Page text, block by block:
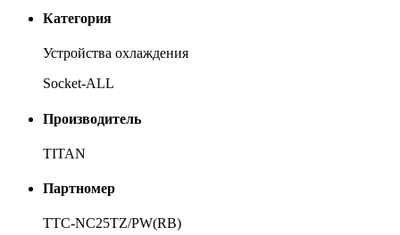
Категория
Устройства охлаждения
Socket-ALL
Производитель
TITAN
Партномер
TTC-NC25TZ/PW(RB)